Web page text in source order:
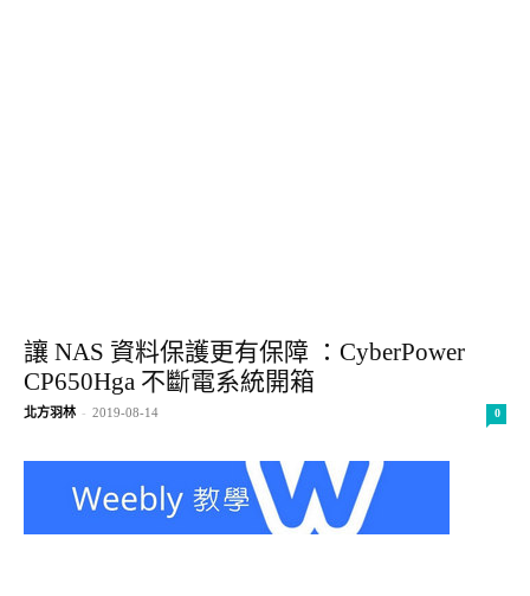
讓 NAS 資料保護更有保障 ：CyberPower
CP650Hga 不斷電系統開箱
北方羽林 - 2019-08-14 0